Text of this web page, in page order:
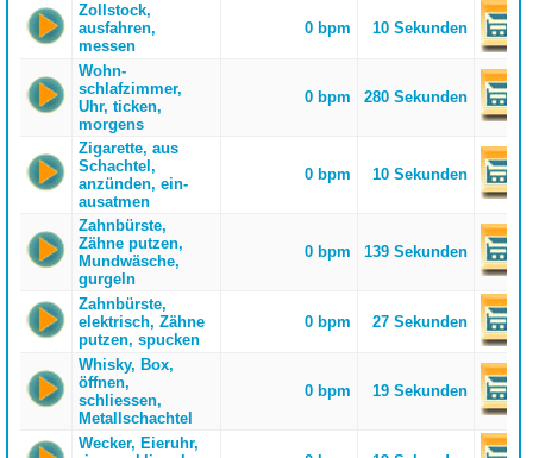
Zollstock,
ausfahren,
messen
0 bpm 10 Sekunden
Wohn-
schlafzimmer,
Uhr, ticken,
morgens
0 bpm 280 Sekunden
Zigarette, aus
Schachtel,
anzünden, ein-
ausatmen
0 bpm 10 Sekunden
Zahnbürste,
Zähne putzen,
Mundwäsche,
gurgeln
0 bpm 139 Sekunden
Zahnbürste,
elektrisch, Zähne
putzen, spucken
0 bpm 27 Sekunden
Whisky, Box,
öffnen,
schliessen,
Metallschachtel
0 bpm 19 Sekunden
Wecker, Eieruhr,